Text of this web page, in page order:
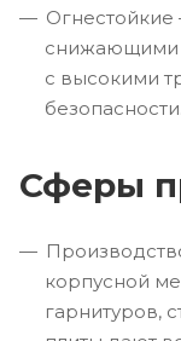
снижающими
с высокими
безопасности.
Сферы
корпусной
гарнитуров,